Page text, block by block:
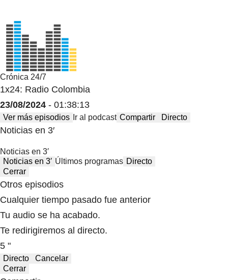
Crónica 24/7
1x24: Radio Colombia
23/08/2024 - 01:38:13
Ver más episodios Ir al podcast Compartir Directo
Noticias en 3′
Noticias en 3′
Noticias en 3′ Últimos programas Directo
Cerrar
Otros episodios
Cualquier tiempo pasado fue anterior
Tu audio se ha acabado.
Te redirigiremos al directo.
5 "
Directo
Cancelar
Cerrar